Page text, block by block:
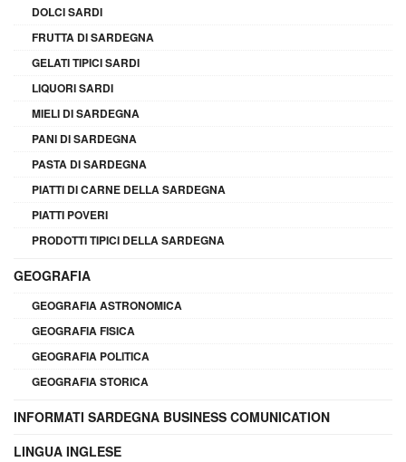
DOLCI SARDI
FRUTTA DI SARDEGNA
GELATI TIPICI SARDI
LIQUORI SARDI
MIELI DI SARDEGNA
PANI DI SARDEGNA
PASTA DI SARDEGNA
PIATTI DI CARNE DELLA SARDEGNA
PIATTI POVERI
PRODOTTI TIPICI DELLA SARDEGNA
GEOGRAFIA
GEOGRAFIA ASTRONOMICA
GEOGRAFIA FISICA
GEOGRAFIA POLITICA
GEOGRAFIA STORICA
INFORMATI SARDEGNA BUSINESS COMUNICATION
LINGUA INGLESE